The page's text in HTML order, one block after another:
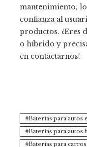
mantenimiento,
confianza al
productos. ¿Eres
o híbrido y
en contactarnos!
Baterías para autos
Baterías para autos
Baterías para